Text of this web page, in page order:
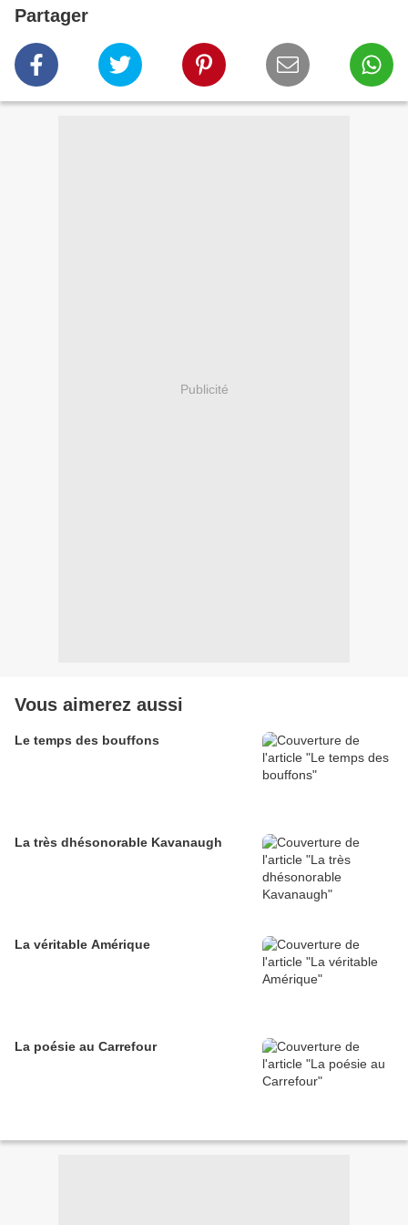
Partager
Publicité
Vous aimerez aussi
Le temps des bouffons
La très dhésonorable Kavanaugh
La véritable Amérique
La poésie au Carrefour